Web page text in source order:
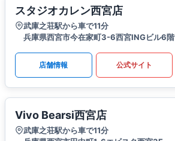
スタジオカレン西宮店
武庫之荘駅から車で11分
兵庫県西宮市今在家町3-6西宮INGビル6階
店舗情報 公式サイト
Vivo Bearsi西宮店
武庫之荘駅から車で11分